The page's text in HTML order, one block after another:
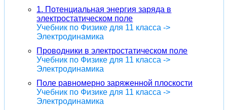
1. Потенциальная энергия заряда в
электростатическом поле
Учебник по Физике для 11 класса ->
Электродинамика
Проводники в электростатическом поле
Учебник по Физике для 11 класса ->
Электродинамика
Поле равномерно заряженной плоскости
Учебник по Физике для 11 класса ->
Электродинамика